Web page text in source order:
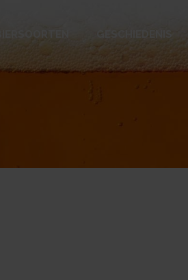
BIERSOORTEN GESCHIEDENIS